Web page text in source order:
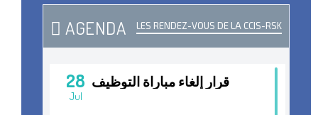
AGENDA LES RENDEZ-VOUS DE LA CCIS-RSK
28
Jul
قرار إلغاء مباراة التوظيف